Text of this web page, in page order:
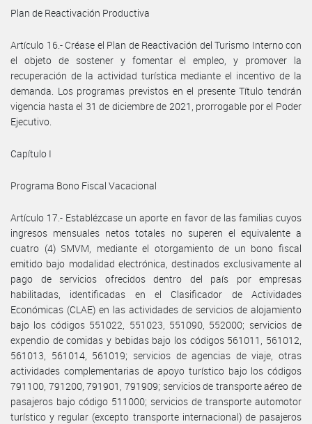
Plan de Reactivación Productiva
Artículo 16.- Créase el Plan de Reactivación del Turismo Interno con
el objeto de sostener y fomentar el empleo, y promover la
recuperación de la actividad turística mediante el incentivo de la
demanda. Los programas previstos en el presente Título tendrán
vigencia hasta el 31 de diciembre de 2021, prorrogable por el Poder
Ejecutivo.
Capítulo I
Programa Bono Fiscal Vacacional
Artículo 17.- Establézcase un aporte en favor de las familias cuyos
ingresos mensuales netos totales no superen el equivalente a
cuatro (4) SMVM, mediante el otorgamiento de un bono fiscal
emitido bajo modalidad electrónica, destinados exclusivamente al
pago de servicios ofrecidos dentro del país por empresas
habilitadas, identificadas en el Clasificador de Actividades
Económicas (CLAE) en las actividades de servicios de alojamiento
bajo los códigos 551022, 551023, 551090, 552000; servicios de
expendio de comidas y bebidas bajo los códigos 561011, 561012,
561013, 561014, 561019; servicios de agencias de viaje, otras
actividades complementarias de apoyo turístico bajo los códigos
791100, 791200, 791901, 791909; servicios de transporte aéreo de
pasajeros bajo código 511000; servicios de transporte automotor
turístico y regular (excepto transporte internacional) de pasajeros